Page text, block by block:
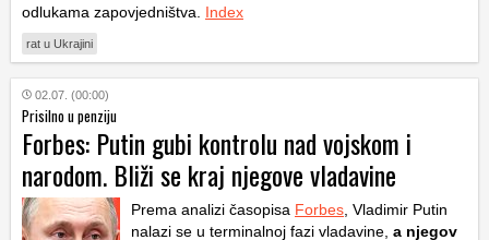
odlukama zapovjedništva. Index
rat u Ukrajini
02.07. (00:00)
Prisilno u penziju
Forbes: Putin gubi kontrolu nad vojskom i
narodom. Bliži se kraj njegove vladavine
Prema analizi časopisa Forbes , Vladimir Putin
nalazi se u terminalnoj fazi vladavine, a njegov